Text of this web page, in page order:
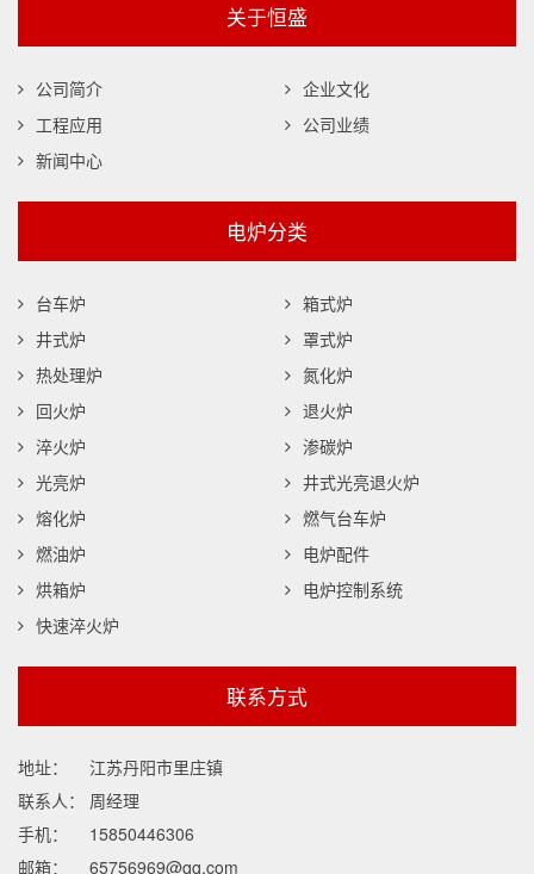
关于恒盛
公司简介
企业文化
工程应用
公司业绩
新闻中心
电炉分类
台车炉
箱式炉
井式炉
罩式炉
热处理炉
氮化炉
回火炉
退火炉
淬火炉
渗碳炉
光亮炉
井式光亮退火炉
熔化炉
燃气台车炉
燃油炉
电炉配件
烘箱炉
电炉控制系统
快速淬火炉
联系方式
地址：
江苏丹阳市里庄镇
联系人：
周经理
手机：
15850446306
邮箱：
65756969@qq.com